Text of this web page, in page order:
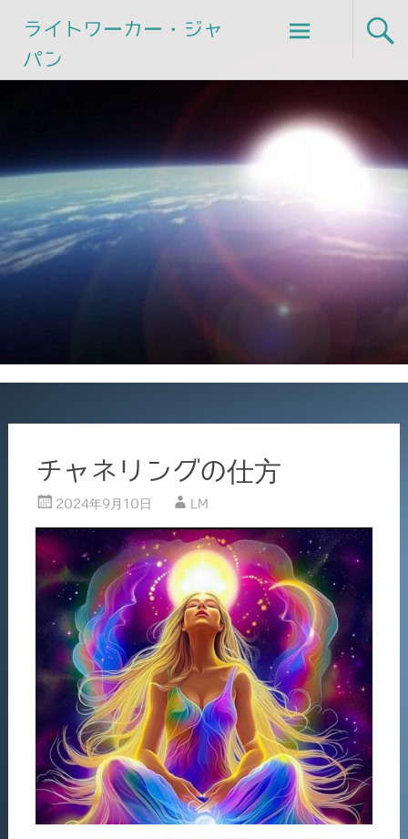
ライトワーカー・ジャ
パン
Skip
to
チャネリングの仕方
2024年9月10日 LM